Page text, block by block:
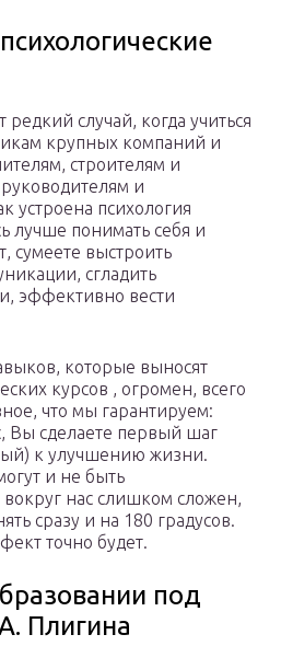
редкий случай, когда учиться
крупных компаний и
строителям и
и
устроена психология
лучше понимать себя и
сумеете выстроить
сгладить
эффективно вести
которые выносят
курсов , огромен, всего
что мы гарантируем:
Вы сделаете первый шаг
к улучшению жизни.
и не быть
нас слишком сложен,
сразу и на 180 градусов.
точно будет.
под
Плигина